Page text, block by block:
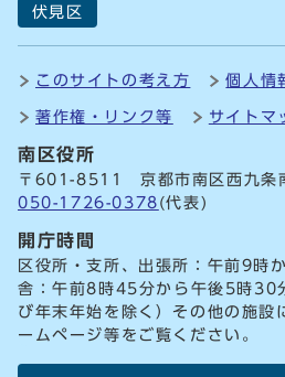
伏見区
このサイトの考え方 個人情
著作権・リンク等 サイトマ
南区役所
〒601-8511 京都市南区西九条
050-1726-0378 (代表)
開庁時間
区役所・支所、出張所：午前9
舎：午前8時45分から午後5時30
び年末年始を除く）その他の施設
ームページ等をご覧ください。